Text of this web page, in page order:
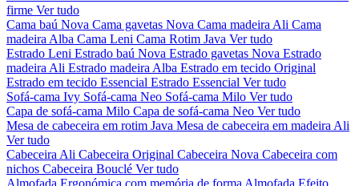
firme Ver tudo
Cama baú Nova Cama gavetas Nova Cama madeira Ali Cama
madeira Alba Cama Leni Cama Rotim Java Ver tudo
Estrado Leni Estrado baú Nova Estrado gavetas Nova Estrado
madeira Ali Estrado madeira Alba Estrado em tecido Original
Estrado em tecido Essencial Estrado Essencial Ver tudo
Sofá-cama Ivy Sofá-cama Neo Sofá-cama Milo Ver tudo
Capa de sofá-cama Milo Capa de sofá-cama Neo Ver tudo
Mesa de cabeceira em rotim Java Mesa de cabeceira em madeira Ali
Ver tudo
Cabeceira Ali Cabeceira Original Cabeceira Nova Cabeceira com
nichos Cabeceira Bouclé Ver tudo
Almofada Ergonómica com memória de forma Almofada Efeito